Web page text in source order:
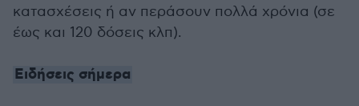
κατασχέσεις ή αν περάσουν πολλά χρόνια (σε
έως και 120 δόσεις κλπ).
Ειδήσεις σήμερα